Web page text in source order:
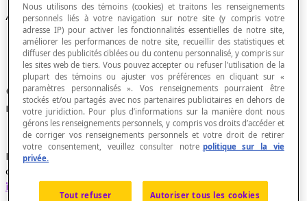
Antécédent
Ce qui précède ou prémisse dans un
raisonnement.
En logique mathématique, premier des deux termes
d'une
implication
Nous utilisons des témoins (cookies) et traitons les renseignements
personnels liés à votre navigation sur notre site (y compris votre
adresse IP) pour activer les fonctionnalités essentielles de notre site,
améliorer les performances de notre site, recueillir des statistiques et
diffuser des publicités ciblées ou du contenu personnalisé, y compris sur
les sites web de tiers. Vous pouvez accepter ou refuser l’utilisation de la
plupart des témoins ou ajuster vos préférences en cliquant sur «
paramètres personnalisés ». Vos renseignements pourraient être
stockés et/ou partagés avec nos partenaires publicitaires en dehors de
votre juridiction. Pour plus d’informations sur la manière dont nous
gérons les renseignements personnels, y compris vos droits d’accéder et
de corriger vos renseignements personnels et votre droit de retirer
votre consentement, veuillez consulter notre politique sur la vie
privée.
Tout refuser Autoriser tous les cookies